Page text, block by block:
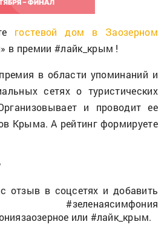
гостевой дом в Заозерном
в премии #лайк_крым !
в области упоминаний и
сетях о туристических
и проводит ее
Крыма. А рейтинг формируете
отзыв в соцсетях и добавить
или #лайк_крым.